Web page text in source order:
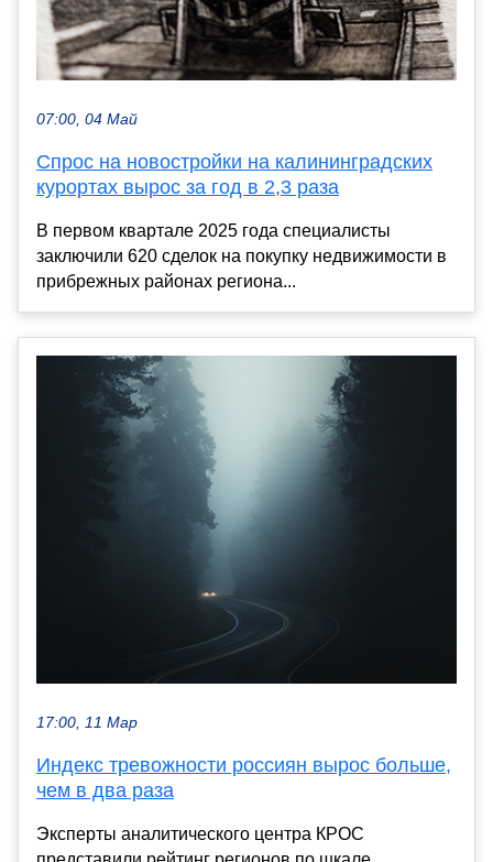
07:00, 04 Май
Спрос на новостройки на калининградских
курортах вырос за год в 2,3 раза
В первом квартале 2025 года специалисты
заключили 620 сделок на покупку недвижимости в
прибрежных районах региона...
17:00, 11 Мар
Индекс тревожности россиян вырос больше,
чем в два раза
Эксперты аналитического центра КРОС